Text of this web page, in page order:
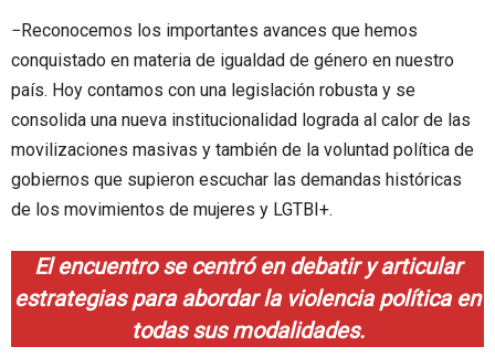
−Reconocemos los importantes avances que hemos
conquistado en materia de igualdad de género en nuestro
país. Hoy contamos con una legislación robusta y se
consolida una nueva institucionalidad lograda al calor de las
movilizaciones masivas y también de la voluntad política de
gobiernos que supieron escuchar las demandas históricas
de los movimientos de mujeres y LGTBI+.
El encuentro se centró en debatir y articular
estrategias para abordar la violencia política en
todas sus modalidades.